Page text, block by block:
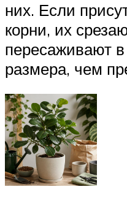
них. Если
корни, их
пересаживают
размера, чем